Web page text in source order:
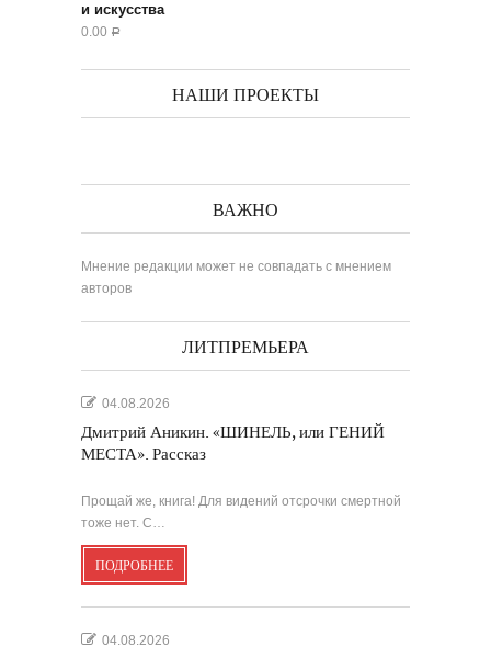
и искусства
0.00 Р
НАШИ ПРОЕКТЫ
ВАЖНО
Мнение редакции может не совпадать с мнением
авторов
ЛИТПРЕМЬЕРА
04.08.2026
Дмитрий Аникин. «ШИНЕЛЬ, или ГЕНИЙ
МЕСТА». Рассказ
Прощай же, книга! Для видений отсрочки смертной
тоже нет. С…
ПОДРОБНЕЕ
04.08.2026